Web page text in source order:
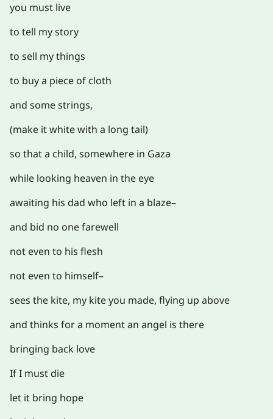
you must live
to tell my story
to sell my things
to buy a piece of cloth
and some strings,
(make it white with a long tail)
so that a child, somewhere in Gaza
while looking heaven in the eye
awaiting his dad who left in a blaze–
and bid no one farewell
not even to his flesh
not even to himself–
sees the kite, my kite you made, flying up above
and thinks for a moment an angel is there
bringing back love
If I must die
let it bring hope